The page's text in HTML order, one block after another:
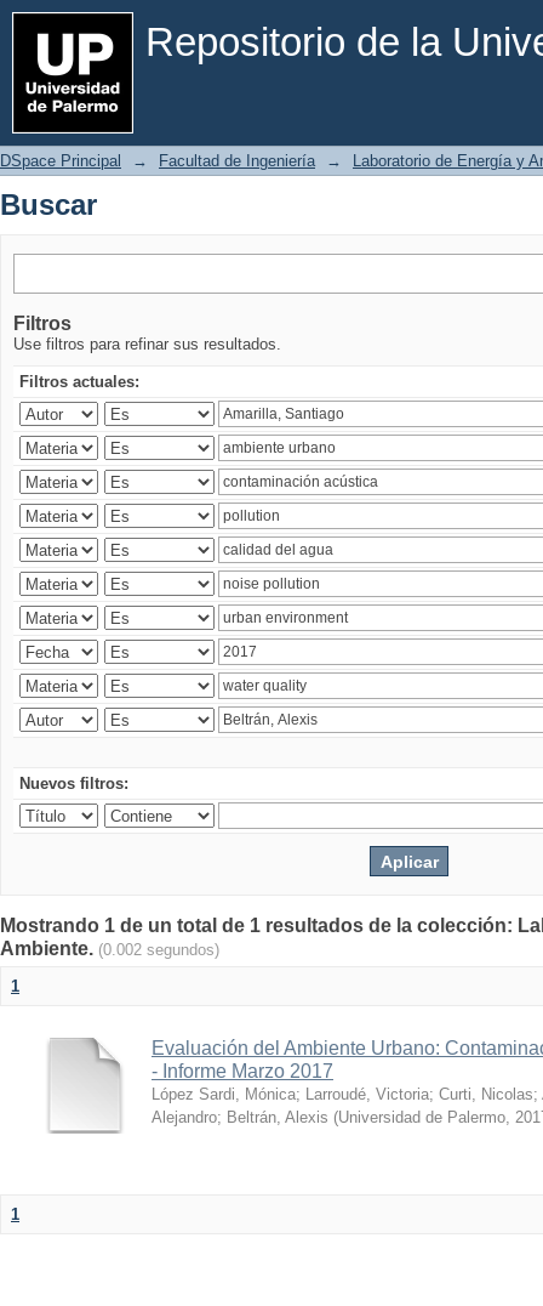
Repositorio de la
Buscar
DSpace Principal → Facultad de Ingeniería → Laboratorio de Energía y
Buscar
Filtros
Use filtros para refinar sus resultados.
Filtros actuales:
Nuevos filtros:
Mostrando 1 de un total de 1 resultados de la colección:
Ambiente. (0.002 segundos)
1
Evaluación del Ambiente Urbano:
- Informe Marzo 2017
López Sardi, Mónica; Larroudé, Victoria; Curti, Nicolas;
Alejandro; Beltrán, Alexis (Universidad de Palermo,
1